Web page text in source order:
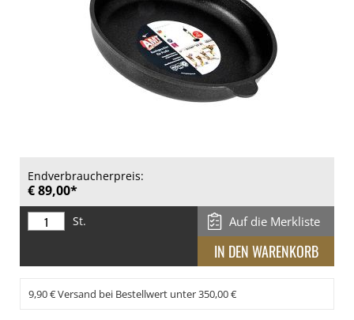
Endverbraucherpreis:
€ 89,00*
St. Auf die Merkliste
9,90 € Versand bei Bestellwert unter 350,00 €